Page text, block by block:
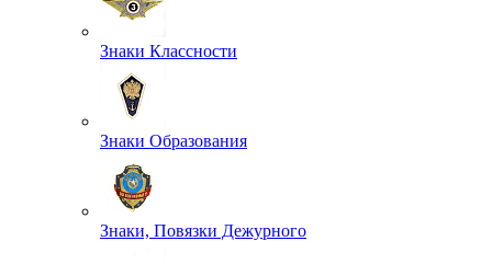
Кобуры
Несессеры и комплектующие
Подсумки